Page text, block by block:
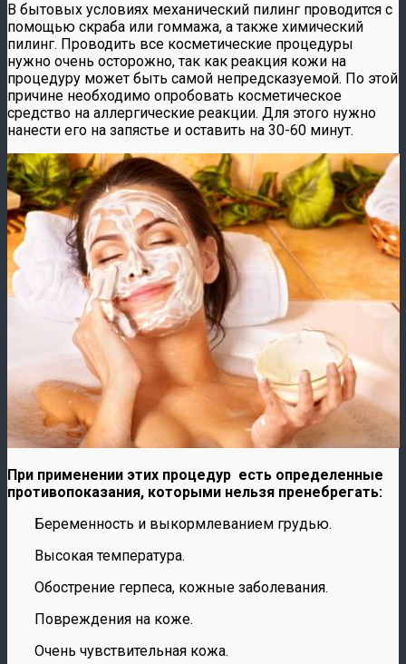
В бытовых условиях механический пилинг проводится с
помощью скраба или гоммажа, а также химический
пилинг. Проводить все косметические процедуры
нужно очень осторожно, так как реакция кожи на
процедуру может быть самой непредсказуемой. По этой
причине необходимо опробовать косметическое
средство на аллергические реакции. Для этого нужно
нанести его на запястье и оставить на 30-60 минут.
При применении этих процедур есть определенные
противопоказания, которыми нельзя пренебрегать:
Беременность и выкормлеванием грудью.
Высокая температура.
Обострение герпеса, кожные заболевания.
Повреждения на коже.
Очень чувствительная кожа.